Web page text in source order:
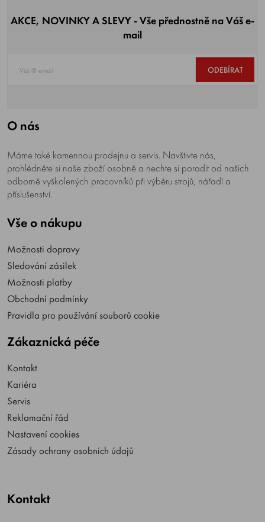
AKCE, NOVINKY A SLEVY - Vše přednostně na Váš e-
mail
ODEBÍRAT
O nás
Máme také kamennou prodejnu a servis. Navštivte nás,
prohlédněte si naše zboží osobně a nechte si poradit od našich
odborně vyškolených pracovníků při výběru strojů, nářadí a
příslušenství.
Vše o nákupu
Možnosti dopravy
Sledování zásilek
Možnosti platby
Obchodní podmínky
Pravidla pro používání souborů cookie
Zákaznícká péče
Kontakt
Kariéra
Servis
Reklamační řád
Nastavení cookies
Zásady ochrany osobních údajů
Kontakt